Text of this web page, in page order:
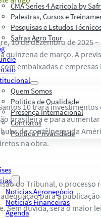
CMA Series 4 Agrícola by
Palestras, Cursos e
Pesquisas e Estudos
Safras Agro Tour
Quem Somos
Política de Qualidade
Presença Internacional
Contratos
Política Privacidade
Notícias Agronegócio
Notícias Financeiras
Agenda
10 de dezembro de 2025
quinzena de março. A
embaixadas e
10 trará
brasileira e para
de contêineres da
na obra.
do Tribunal, o processo
para a
Sem dúvida, será o maior